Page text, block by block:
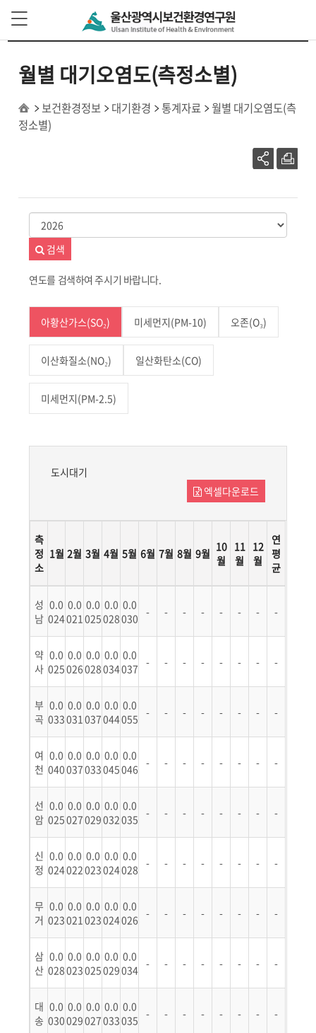
본문 바로가기
주 메뉴 바로가기
월별 대기오염도(측정소별)
보건환경정보 대기환경 통계자료
월별 대기오염도(측
정소별)
검색
연도를 검색하여 주시기 바랍니다.
아황산가스(SO₂) 미세먼지(PM-10) 오존(O₃)
이산화질소(NO₂) 일산화탄소(CO)
미세먼지(PM-2.5)
도시대기
엑셀다운로드
측
정
소
1월 2월 3월 4월 5월 6월 7월 8월 9월 10
월
11
월
12
월
연
평
균
성
남
0.0
024
0.0
021
0.0
025
0.0
028
0.0
030
- - - - - - - -
약
사
0.0
025
0.0
026
0.0
028
0.0
034
0.0
037
- - - - - - - -
부
곡
0.0
033
0.0
031
0.0
037
0.0
044
0.0
055
- - - - - - - -
여
천
0.0
040
0.0
037
0.0
033
0.0
045
0.0
046
- - - - - - - -
선
암
0.0
025
0.0
027
0.0
029
0.0
032
0.0
035
- - - - - - - -
신
정
0.0
024
0.0
022
0.0
023
0.0
024
0.0
028
- - - - - - - -
무
거
0.0
023
0.0
021
0.0
023
0.0
024
0.0
026
- - - - - - - -
삼
산
0.0
028
0.0
023
0.0
025
0.0
029
0.0
034 - - - - - - - -
대
송
0.0
030
0.0
029
0.0
027
0.0
033
0.0
035
- - - - - - - -